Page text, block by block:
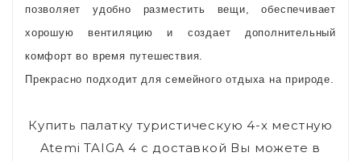
позволяет удобно разместить вещи, обеспечивает
хорошую вентиляцию и создает дополнительный
комфорт во время путешествия.
Прекрасно подходит для семейного отдыха на природе.
Купить палатку туристическую 4-х местную
Atemi TAIGA 4 с доставкой Вы можете в